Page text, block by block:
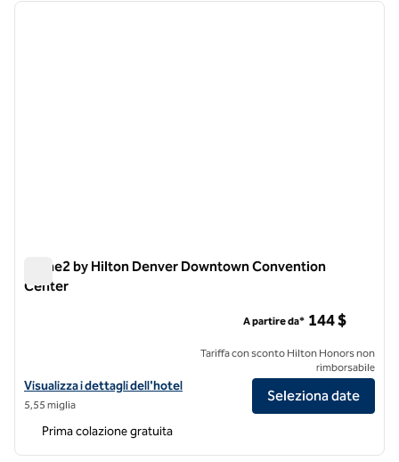
1 di 12
Home2 by Hilton Denver Downtown Convention
Center
Visualizza i dettagli dell'hotel Home2 by Hilton Denver Downtown
Visualizza i dettagli dell'hotel
5,55 miglia
A partire da* 144 $
Tariffa con sconto Hilton Honors non
rimborsabile
Seleziona date
Prima colazione gratuita